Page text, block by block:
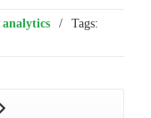
analytics /
Tags: